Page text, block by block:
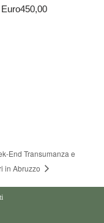
Euro450,00
End Transumanza e
in Abruzzo